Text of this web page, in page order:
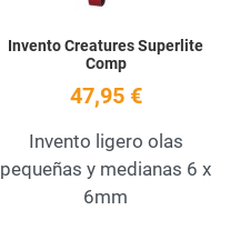
Invento Creatures Superlite
Comp
47,95 €
Invento ligero olas
pequeñas y medianas 6 x
6mm